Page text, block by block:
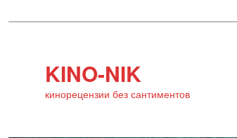
KINO-NIK
кинорецензии без сантиментов